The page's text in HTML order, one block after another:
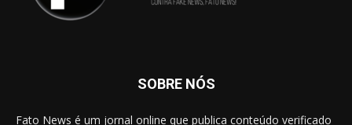
SOBRE NÓS
Fato News é um jornal online que publica conteúdo verificado